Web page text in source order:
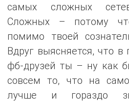
самых сложных
Сложных – потому
помимо твоей
Вдруг выясняется, что в
фб-друзей ты – ну как
совсем то, что на
лучше и гораздо